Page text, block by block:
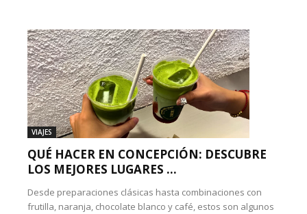
VIAJES
QUÉ HACER EN CONCEPCIÓN: DESCUBRE
LOS MEJORES LUGARES ...
Desde preparaciones clásicas hasta combinaciones con
frutilla, naranja, chocolate blanco y café, estos son algunos